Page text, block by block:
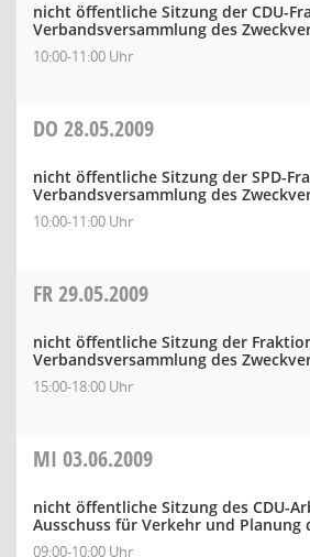
nicht öffentliche Sitzung der CDU-
Verbandsversammlung des
10:00-11:00 Uhr
DO 28.05.2009
nicht öffentliche Sitzung der SPD-
Verbandsversammlung des
10:00-11:00 Uhr
FR29.05.2009
nicht öffentliche Sitzung der
Verbandsversammlung des
15:00-18:00 Uhr
MI 03.06.2009
nicht öffentliche Sitzung des CDU-
Ausschuss für Verkehr und Planung
09:00-10:00 Uhr